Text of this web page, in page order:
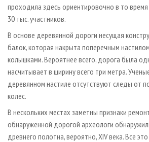
проходила здесь ориентировочно в то
30 тыс. участников.
В основе деревянной дороги несущая
балок, которая накрыта поперечным
колышками. Вероятнее всего, дорога была
насчитывает в ширину всего три метра.
деревянном настиле отсутствуют следы от
колес.
В нескольких местах заметны признаки
обнаруженной дорогой археологи
древнего полотна, вероятно, XIV века. Все